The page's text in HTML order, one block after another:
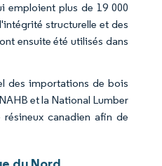
emploient plus de 19 000
structurelle et des
ensuite été utilisés dans
des importations de bois
et la National Lumber
canadien afin de